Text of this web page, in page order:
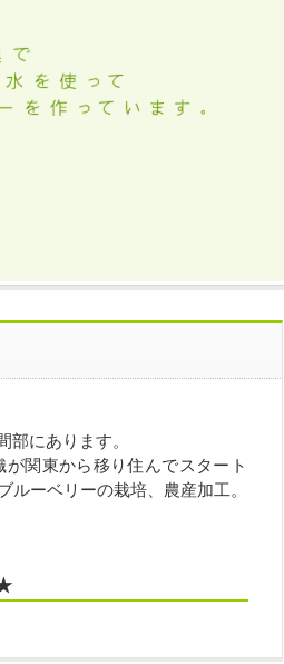
にあります。
関東から移り住んでスタート
ーベリーの栽培、農産加工。